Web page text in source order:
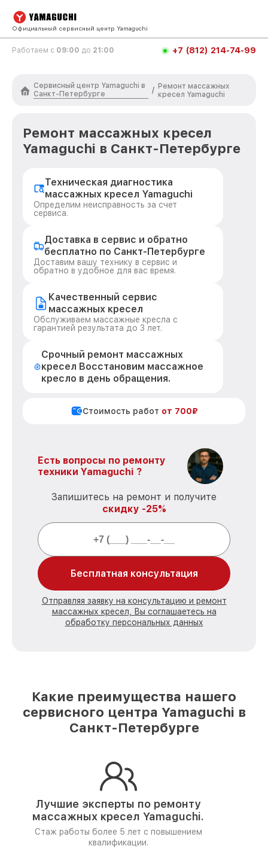
Официальный сервисный центр Yamaguchi
Работаем с 09:00 до 21:00 +7 (812) 214-74-99
Сервисный центр Yamaguchi в
Санкт-Петербурге
/ Ремонт массажных
кресел Yamaguchi
Ремонт массажных кресел
Yamaguchi в Санкт-Петербурге
Техническая диагностика
массажных кресел Yamaguchi
Определим неисправность за счет
сервиса.
Доставка в сервис и обратно
бесплатно по Санкт-Петербурге
Доставим вашу технику в сервис и
обратно в удобное для вас время.
Качественный сервис
массажных кресел
Обслуживаем массажные кресла с
гарантией результата до 3 лет.
Срочный ремонт массажных
кресел Восстановим массажное
кресло в день обращения.
Стоимость работ от 700₽
Есть вопросы по ремонту
техники Yamaguchi ?
Запишитесь на ремонт и получите
скидку -25%
Бесплатная консультация
Отправляя заявку на консультацию и ремонт
массажных кресел, Вы соглашаетесь на
обработку персональных данных
Какие преимущества нашего
сервисного центра Yamaguchi в
Санкт-Петербурге
Лучшие эксперты по ремонту
массажных кресел Yamaguchi.
Стаж работы более 5 лет с повышением
квалификации.